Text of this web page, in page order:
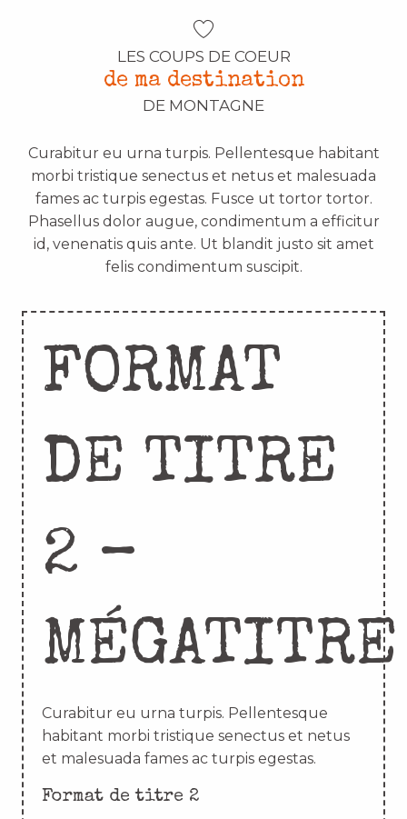
LES COUPS DE COEUR
de ma destination
DE MONTAGNE
Curabitur eu urna turpis. Pellentesque habitant
morbi tristique senectus et netus et malesuada
fames ac turpis egestas. Fusce ut tortor tortor.
Phasellus dolor augue, condimentum a efficitur
id, venenatis quis ante. Ut blandit justo sit amet
felis condimentum suscipit.
FORMAT
DE TITRE
2 –
MÉGATITRE
Curabitur eu urna turpis. Pellentesque
habitant morbi tristique senectus et netus
et malesuada fames ac turpis egestas.
Format de titre 2